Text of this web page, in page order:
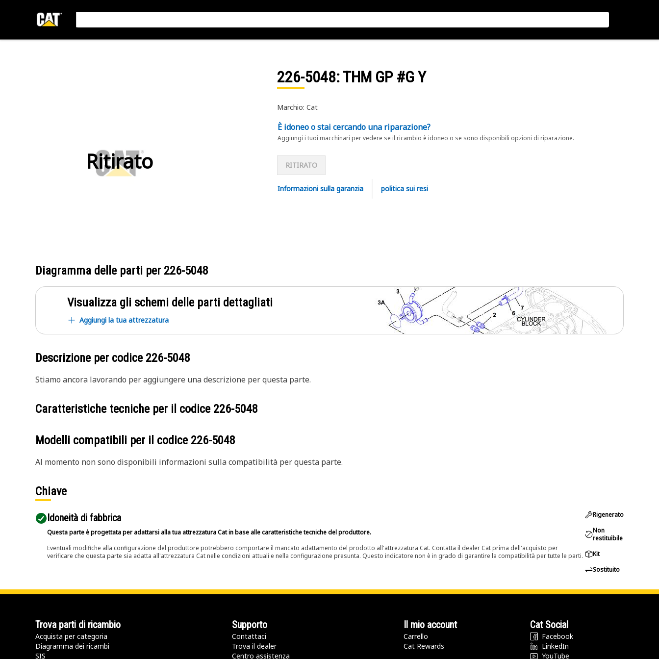
Ritirato
226-5048: THM GP #G Y
Marchio: Cat
È idoneo o stai cercando una riparazione?
Aggiungi i tuoi macchinari per vedere se il ricambio è idoneo o se sono disponibili opzioni di riparazione.
RITIRATO
Informazioni sulla garanzia politica sui resi
Diagramma delle parti per 226-5048
Visualizza gli schemi delle parti dettagliati
Aggiungi la tua attrezzatura
Descrizione per codice 226-5048
Stiamo ancora lavorando per aggiungere una descrizione per questa parte.
Caratteristiche tecniche per il codice 226-5048
Modelli compatibili per il codice 226-5048
Al momento non sono disponibili informazioni sulla compatibilità per questa parte.
Chiave
Idoneità di fabbrica
Questa parte è progettata per adattarsi alla tua attrezzatura Cat in base alle caratteristiche tecniche del produttore.
Eventuali modifiche alla configurazione del produttore potrebbero comportare il mancato adattamento del prodotto all'attrezzatura Cat. Contatta il dealer Cat prima dell'acquisto per
verificare che questa parte sia adatta all'attrezzatura Cat nelle condizioni attuali e nella configurazione presunta. Questo indicatore non è in grado di garantire la compatibilità per tutte le parti.
Rigenerato
Non
restituibile
Kit
Sostituito
Trova parti di ricambio
Acquista per categoria
Diagramma dei ricambi
SIS
Supporto
Contattaci
Trova il dealer
Centro assistenza
Il mio account
Carrello
Cat Rewards
Cat Social
Facebook
LinkedIn
YouTube